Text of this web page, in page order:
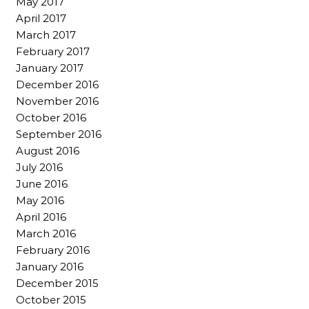
April 2017
March 2017
February 2017
January 2017
December 2016
November 2016
October 2016
September 2016
August 2016
July 2016
June 2016
May 2016
April 2016
March 2016
February 2016
January 2016
December 2015
October 2015